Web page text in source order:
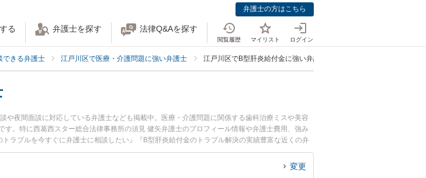
弁護士の方はこちら
る 弁護士を探す 法律Q&Aを探す
閲覧履歴 マイリスト ログイン
できる弁護士 江戸川区で医療・介護問題に強い弁護士 江戸川区でB型肝炎給付金に強い弁護士
夜間面談に対応している弁護士なども掲載中。医療・介護問題に関係する歯科治療ミスや美容
。特に西葛西スター総合法律事務所の須見 健矢弁護士のプロフィール情報や弁護士費用、強み
ラブルを今すぐに弁護士に相談したい』『B型肝炎給付金のトラブル解決の実績豊富な近くの弁
の弁護士に相談予約したい』などでお困りの相談者さんにおすすめです。
変更